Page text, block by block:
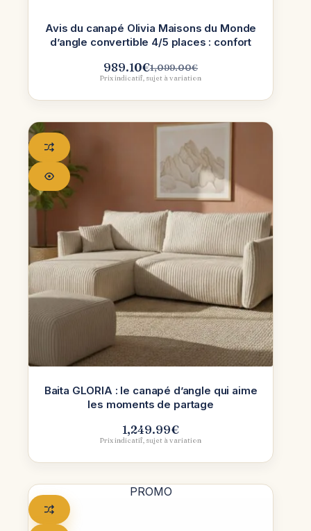
Avis du canapé Olivia Maisons du Monde
d’angle convertible 4/5 places : confort
1,099.00€
Le
initial
1,099.00€.
989.10€Le
actuel
989.10€.
Prix indicatif, sujet à variation
Baita GLORIA : le canapé d’angle qui aime
les moments de partage
1,249.99€
Prix indicatif, sujet à variation
PROMO